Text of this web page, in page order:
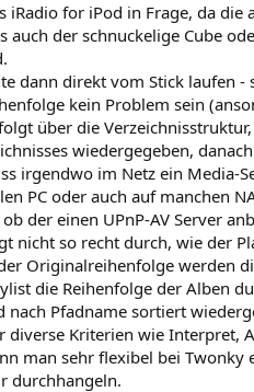
for iPod in Frage, da die
auch der schnuckelige Cube
dann direkt vom Stick laufen
kein Problem sein
über die
wiedergegeben,
irgendwo im Netz ein Media-
PC oder auch auf manchen
der einen UPnP-AV Server
nicht so recht durch, wie der
Originalreihenfolge werden
die Reihenfolge der Alben
Pfadname sortiert
Kriterien wie Interpret,
man sehr flexibel bei
durchhangeln.